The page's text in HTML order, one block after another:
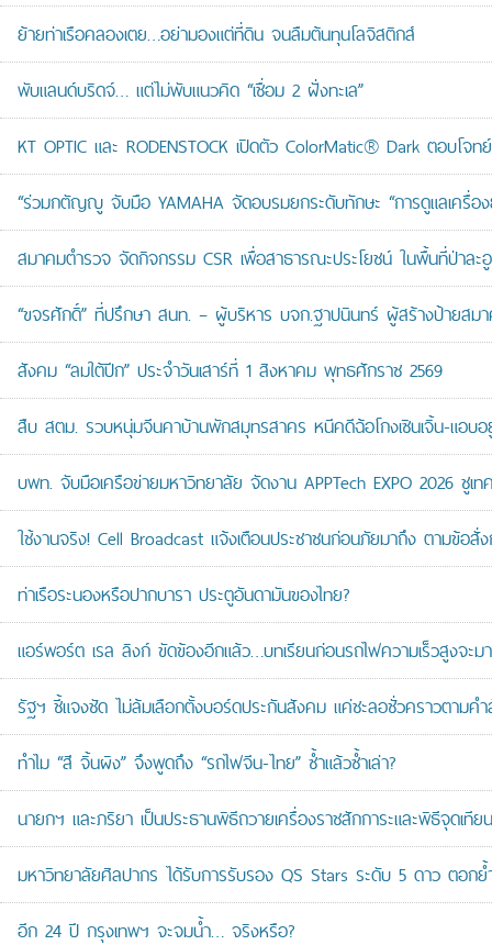
ย้ายท่าเรือคลองเตย…อย่ามองแต่ที่ดิน จนลืมต้นทุนโลจิสติกส์
พับแลนด์บริดจ์… แต่ไม่พับแนวคิด “เชื่อม 2 ฝั่งทะเล”
KT OPTIC และ RODENSTOCK เปิดตัว ColorMatic® Dark ตอบโจ
“ร่วมกตัญญู จับมือ YAMAHA จัดอบรมยกระดับทักษะ “การดูแลเครื่อ
สมาคมตำรวจ จัดกิจกรรม CSR เพื่อสาธารณะประโยชน์ ในพื้นที่ป่าละอู
“ขจรศักดิ์” ที่ปรึกษา สนท. – ผู้บริหาร บจก.ฐาปนินทร์ ผู้สร้างป้ายสม
สังคม “ลมใต้ปีก” ประจำวันเสาร์ที่ 1 สิงหาคม พุทธศักราช 2569
สืบ สตม. รวบหนุ่มจีนคาบ้านพักสมุทรสาคร หนีคดีฉ้อโกงเซินเจิ้น-แอบอ
บพท. จับมือเครือข่ายมหาวิทยาลัย จัดงาน APPTech EXPO 2026 ชูเ
ใช้งานจริง! Cell Broadcast แจ้งเตือนประชาชนก่อนภัยมาถึง ตามข้อสั่
ท่าเรือระนองหรือปากบารา ประตูอันดามันของไทย?
แอร์พอร์ต เรล ลิงก์ ขัดข้องอีกแล้ว…บทเรียนก่อนรถไฟความเร็วสูงจะม
รัฐฯ ชี้แจงชัด ไม่ล้มเลือกตั้งบอร์ดประกันสังคม แค่ชะลอชั่วคราวตามค
ทำไม “สี จิ้นผิง” จึงพูดถึง “รถไฟจีน-ไทย” ซ้ำแล้วซ้ำเล่า?
นายกฯ และภริยา เป็นประธานพิธีถวายเครื่องราชสักการะและพิธีจุดเ
มหาวิทยาลัยศิลปากร ได้รับการรับรอง QS Stars ระดับ 5 ดาว ตอก
อีก 24 ปี กรุงเทพฯ จะจมน้ำ… จริงหรือ?